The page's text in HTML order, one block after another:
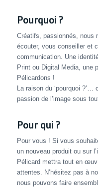
Pourquoi ?
Créatifs, passionnés, nous
écouter, vous conseiller et
communication. Une
Print ou Digital Media, une
Pélicardons !
La raison du ‘pourquoi ?’…
passion de l’image sous
Pour qui ?
Pour vous ! Si vous
un nouveau produit ou sur
Pélicard mettra tout en
attentes. N’hésitez pas à
nous pouvons faire